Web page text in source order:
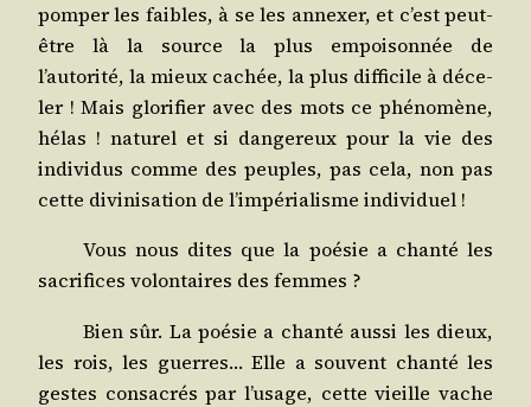
pom­per les faibles, à se les annexer, et c’est peut-
être là la source la plus empoi­son­née de
l’autorité, la mieux cachée, la plus dif­fi­cile à déce­
ler ! Mais glo­ri­fier avec des mots ce phé­no­mène,
hélas ! natu­rel et si dan­ge­reux pour la vie des
indi­vi­dus comme des peuples, pas cela, non pas
cette divi­ni­sa­tion de l’impérialisme individuel !
Vous nous dites que la poé­sie a chan­té les
sacri­fices volon­taires des femmes ?
Bien sûr. La poé­sie a chan­té aus­si les dieux,
les rois, les guerres… Elle a sou­vent chan­té les
gestes consa­crés par l’usage, cette vieille vache